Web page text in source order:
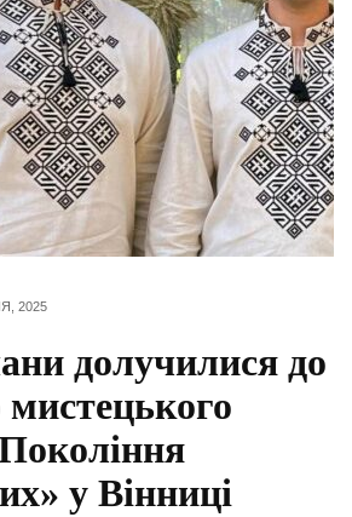
2025
долучилися до
мистецького
у Вінниці